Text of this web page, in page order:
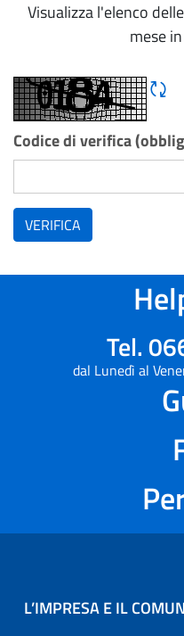
Visualizza l'elenco
mese
Codice di verifica
VERIFICA
Tel.
dal Lunedì al
L’IMPRESA E IL